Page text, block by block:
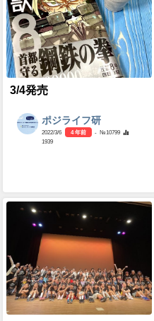
3/4発売
ポジライフ研
2022/3/6 4 年前
- №10799
1939